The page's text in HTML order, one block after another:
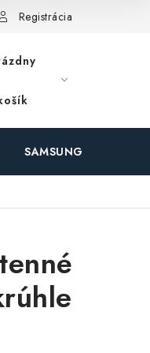
Zľavy pre profíkov
Registrácia
SAMSUNG SVIETIDLÁ